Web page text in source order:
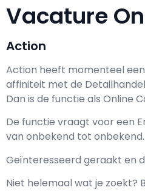
Vacature
Action
Action heeft momenteel
affiniteit met de
Dan is de functie als Online
De functie vraagt voor een
van onbekend tot onbekend.
Geïnteresseerd geraakt en d
Niet helemaal wat je zoekt?